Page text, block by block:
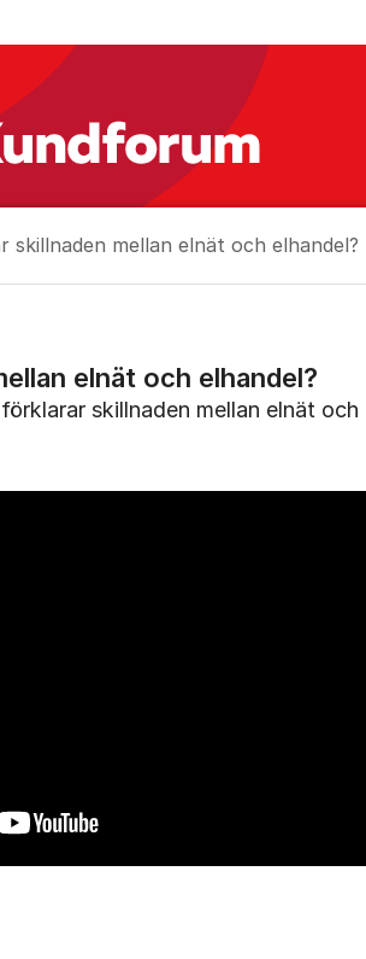
skillnaden mellan elnät och elhandel?
elnät och elhandel?
skillnaden mellan elnät och